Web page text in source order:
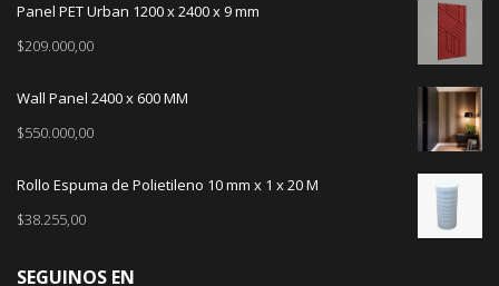
Panel PET Urban 1200 x 2400 x 9 mm
$209.000,00
Wall Panel 2400 x 600 MM
$550.000,00
Rollo Espuma de Polietileno 10 mm x 1 x 20 M
$38.255,00
SEGUINOS EN